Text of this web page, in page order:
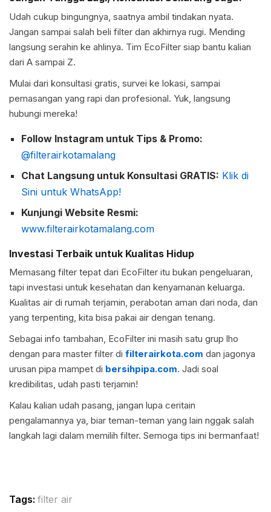
Udah cukup bingungnya, saatnya ambil tindakan nyata.
Jangan sampai salah beli filter dan akhirnya rugi. Mending
langsung serahin ke ahlinya. Tim EcoFilter siap bantu kalian
dari A sampai Z.
Mulai dari konsultasi gratis, survei ke lokasi, sampai
pemasangan yang rapi dan profesional. Yuk, langsung
hubungi mereka!
Follow Instagram untuk Tips & Promo:
@filterairkotamalang
Chat Langsung untuk Konsultasi GRATIS: Klik di
Sini untuk WhatsApp!
Kunjungi Website Resmi:
www.filterairkotamalang.com
Investasi Terbaik untuk Kualitas Hidup
Memasang filter tepat dari EcoFilter itu bukan pengeluaran,
tapi investasi untuk kesehatan dan kenyamanan keluarga.
Kualitas air di rumah terjamin, perabotan aman dari noda, dan
yang terpenting, kita bisa pakai air dengan tenang.
Sebagai info tambahan, EcoFilter ini masih satu grup lho
dengan para master filter di filterairkota.com dan jagonya
urusan pipa mampet di bersihpipa.com. Jadi soal
kredibilitas, udah pasti terjamin!
Kalau kalian udah pasang, jangan lupa ceritain
pengalamannya ya, biar teman-teman yang lain nggak salah
langkah lagi dalam memilih filter. Semoga tips ini bermanfaat!
Tags: filter air